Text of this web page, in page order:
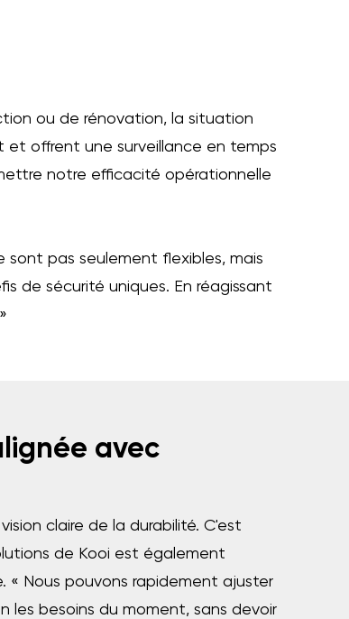
ou de rénovation, la situation
et offrent une surveillance en temps
notre efficacité opérationnelle
sont pas seulement flexibles, mais
de sécurité uniques. En réagissant
avec
claire de la durabilité. C'est
de Kooi est également
« Nous pouvons rapidement ajuster
les besoins du moment, sans devoir